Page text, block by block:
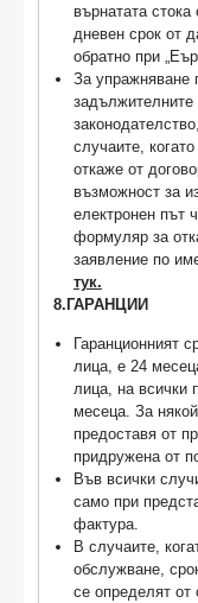
върнатата
дневен срок от
обратно при
За упражняване
случаите,
откаже от
възможност за
електронен път
формуляр за
заявление по
тук.
8.ГАРАНЦИИ
Гаранционният
лица, е 24
лица, на всички
месеца. За
предоставя от
придружена от
Във всички
само при
фактура.
В случаите,
обслужване,
се определят от